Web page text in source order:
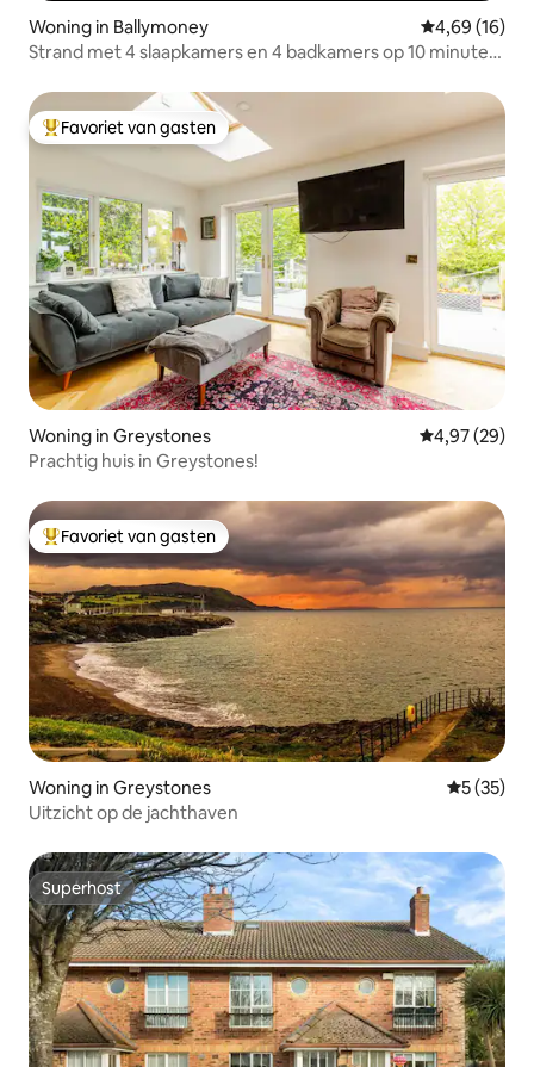
Woning in Ballymoney Gemiddelde
4,69 (16)
Strand met 4 slaapkamers en 4 badkamers op 10 minuten
Topfavoriet van gasten
Favoriet van gasten
Woning in Greystones Gemiddelde
4,97 (29)
Prachtig huis in Greystones!
Topfavoriet van gasten
Favoriet van gasten
Woning in Greystones
5 (35)
Uitzicht op de jachthaven
Superhost
Superhost